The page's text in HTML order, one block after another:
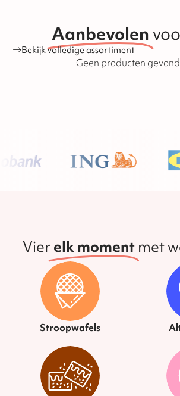
houdbaarheid van de producten is ook te
website.Aanbevolen
Bekijk volledige assortiment
Geen producten
Vier elk moment met
Stroopwafels